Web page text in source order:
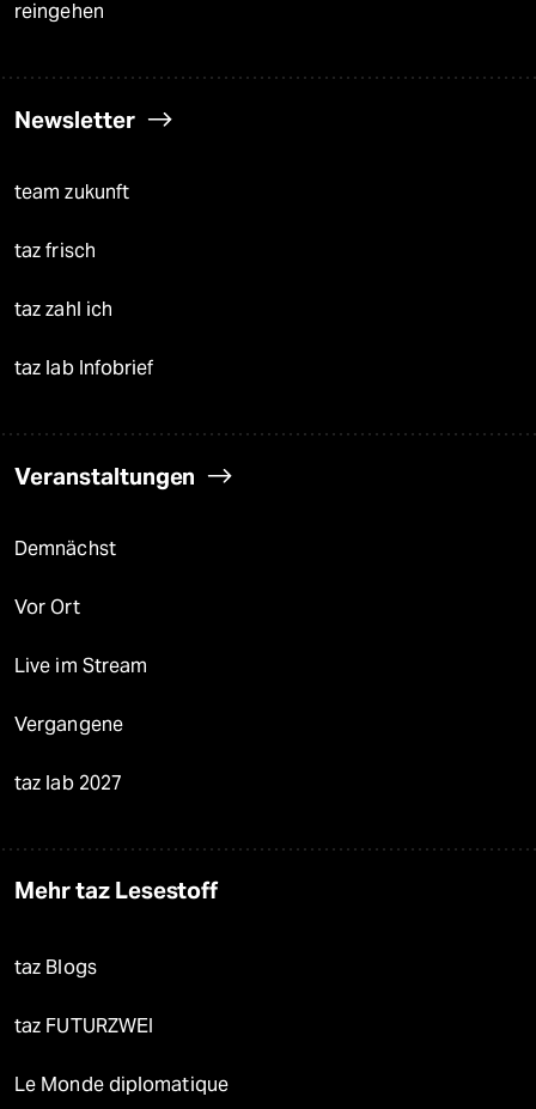
reingehen
Newsletter
team zukunft
taz frisch
taz zahl ich
taz lab Infobrief
Veranstaltungen
Demnächst
Vor Ort
Live im Stream
Vergangene
taz lab 2027
Mehr taz Lesestoff
taz Blogs
taz FUTURZWEI
Le Monde diplomatique